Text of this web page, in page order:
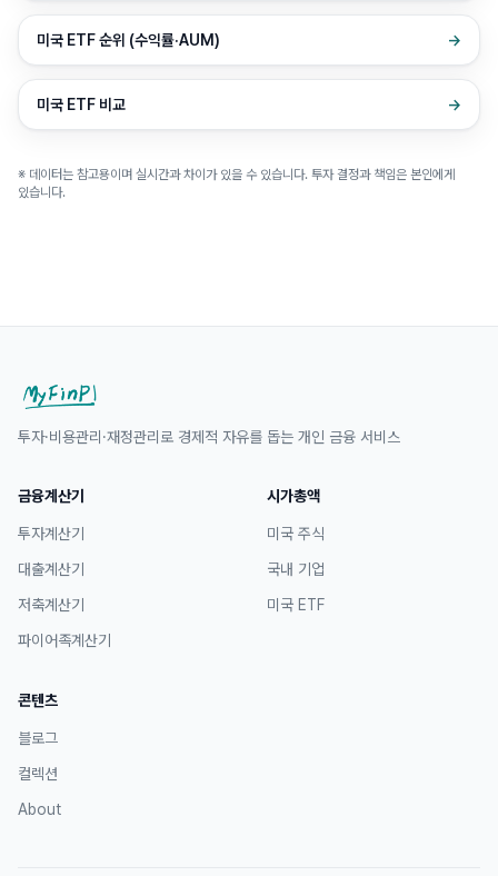
미국 ETF 순위 (수익률·AUM) →
미국 ETF 비교 →
※ 데이터는 참고용이며 실시간과 차이가 있을 수 있습니다. 투자 결정과 책임은 본인에게
있습니다.
투자·비용관리·재정관리로 경제적 자유를 돕는 개인 금융 서비스
금융계산기
투자계산기
대출계산기
저축계산기
파이어족계산기
시가총액
미국 주식
국내 기업
미국 ETF
콘텐츠
블로그
컬렉션
About